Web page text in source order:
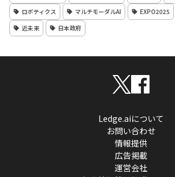
ロボティクス
マルチモーダルAI EXPO2025
近未来
日本政府
Ledge.aiについて
お問い合わせ
情報提供
広告掲載
運営会社